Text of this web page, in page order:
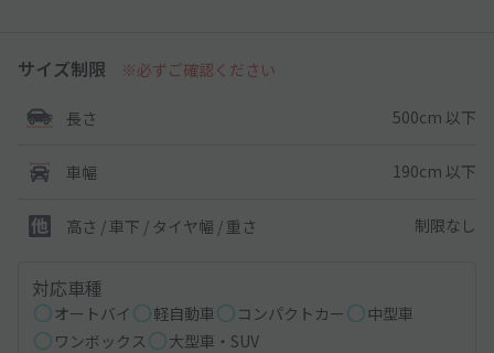
サイズ制限 ※必ずご確認ください
長さ 500cm 以下
車幅 190cm 以下
高さ / 車下 / タイヤ幅 / 重さ 制限なし
対応車種
オートバイ 軽自動車 コンパクトカー
中型車
ワンボックス
大型車・SUV